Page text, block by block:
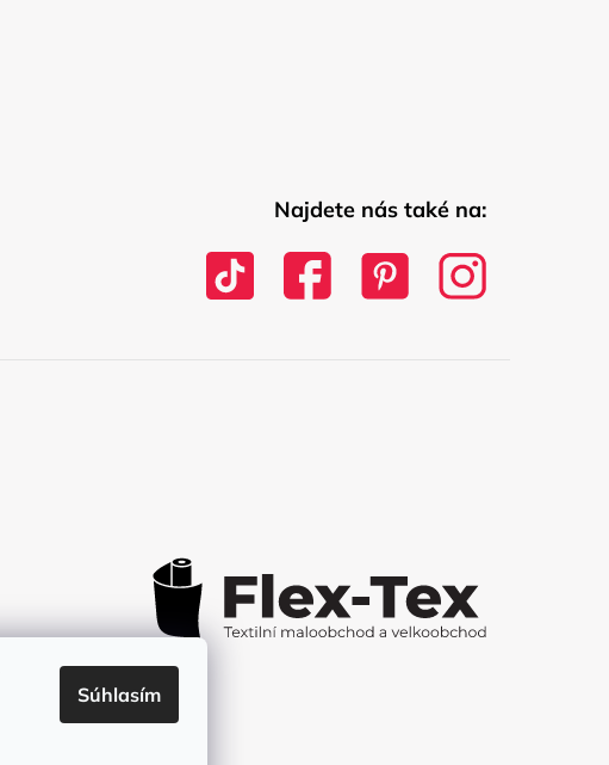
Súhlasím
Najdete nás také na: